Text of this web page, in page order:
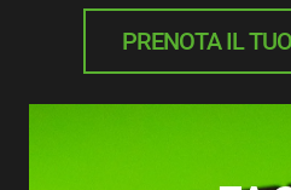
PRENOTA IL